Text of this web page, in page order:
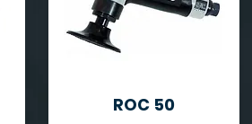
ROC 50